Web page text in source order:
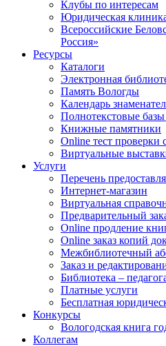
Клубы по интересам
Юридическая
Всероссийские
Россия»
Ресурсы
Каталоги
Электронная
Память Вологды
Календарь
Полнотекстовые
Книжные памятники
Online тест проверки
Виртуальные
Услуги
Перечень
Интернет-магазин
Виртуальная
Предварительный
Online продление
Online заказ копий
Межбиблиотечный
Заказ и
Библиотека –
Платные услуги
Бесплатная
Конкурсы
Вологодская книга
Коллегам